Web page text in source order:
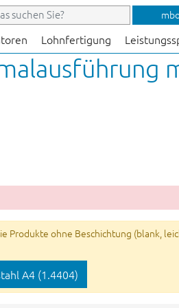
Lohnfertigung
ohne Beschichtung (blank,
A4 (1.4404)